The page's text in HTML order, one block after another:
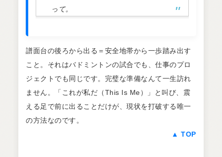
って。
譜面台の後ろから出る＝安全地帯から一歩踏み出す
こと。それはバドミントンの試合でも、仕事のプロ
ジェクトでも同じです。完璧な準備なんて一生訪れ
ません。「これが私だ（This Is Me）」と叫び、震
える足で前に出ることだけが、現状を打破する唯一
の方法なのです。
▲ TOP